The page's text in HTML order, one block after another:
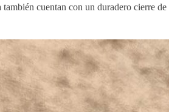
cuentan con un duradero cierre